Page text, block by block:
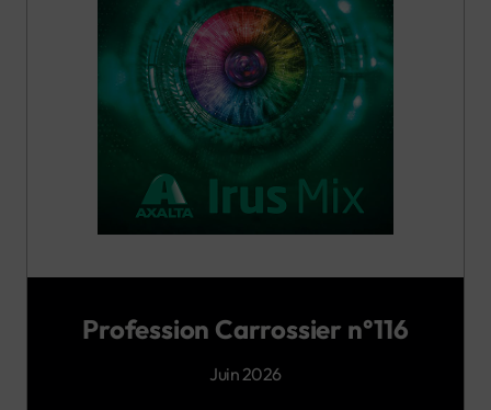
Profession Carrossier n°116
Juin 2026